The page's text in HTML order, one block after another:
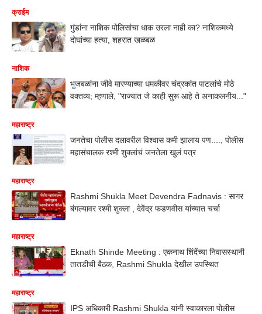
क्राईम
गुंडांना नाशिक पोलिसांचा धाक उरला नाही का? नाशिकमध्ये
दोघांच्या हत्या, शहरात खळबळ
नाशिक
भुजबळांना जीवे मारण्याच्या धमकीवर चंद्रकांत पाटलांचे मोठे
वक्तव्य; म्हणाले, "राज्यात जे काही सुरू आहे ते अनाकलनीय..."
महाराष्ट्र
जनतेचा पोलीस दलावरील विश्वास कमी झालाय पण...., पोलीस
महासंचालक रश्मी शुक्लांचं जनतेला खुलं पत्र
महाराष्ट्र
Rashmi Shukla Meet Devendra Fadnavis : सागर
बंगल्यावर रश्मी शुक्ला , देवेंद्र फडणवीस यांच्यात चर्चा
महाराष्ट्र
Eknath Shinde Meeting : एकनाथ शिंदेंच्या निवासस्थानी
तातडीची बैठक, Rashmi Shukla देखील उपस्थित
महाराष्ट्र
IPS अधिकारी Rashmi Shukla यांनी स्वाकारला पोलीस